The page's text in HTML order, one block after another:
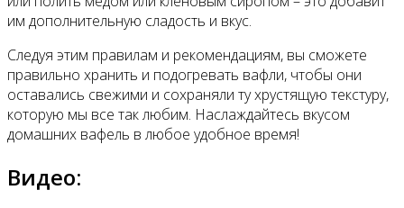
им дополнительную сладость и вкус.
Следуя этим правилам и рекомендациям, вы сможете
правильно хранить и подогревать вафли, чтобы они
оставались свежими и сохраняли ту хрустящую текстуру,
которую мы все так любим. Наслаждайтесь вкусом
домашних вафель в любое удобное время!
Видео: